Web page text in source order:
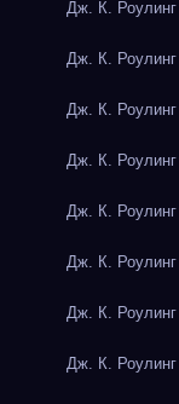
Дж. К.
Дж. К.
Дж. К.
Дж. К.
Дж. К.
Дж. К.
Дж. К.
Дж. К.